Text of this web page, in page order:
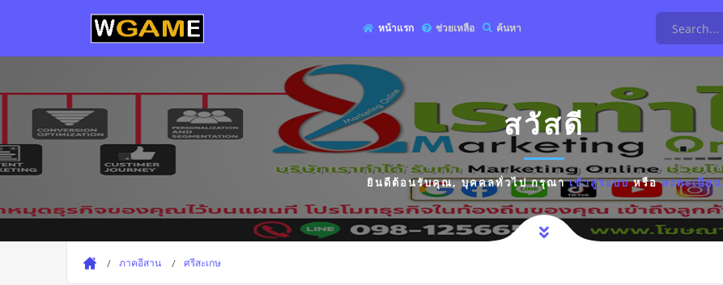
หน้าแรก ช่วยเหลือ ค้นหา
สวัสดี
ยินดีต้อนรับคุณ,บุคคลทั่วไปกรุณาเข้าสู่ระบบหรือลงทะเบียน
ภาคอีสาน ศรีสะเกษ